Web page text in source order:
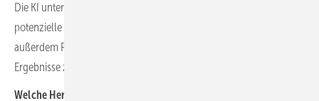
Die KI unterstützt Experten bei der Analyse, indem sie Hinweise auf
potenzielle Schäden gibt. Während des Fluges passt die KI
außerdem Parameter wie Fokus und Helligkeit an, um optimale
Ergebnisse zu erzielen.
Welche Herausforderungen sehen Sie noch bei der Anerkennung